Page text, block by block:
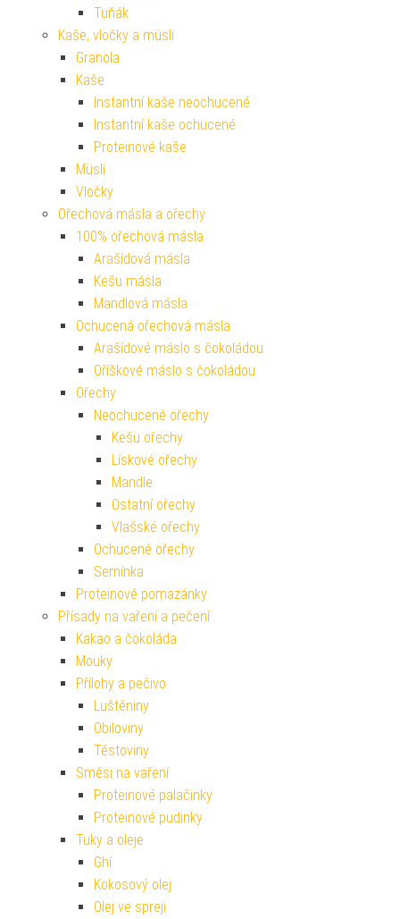
Tuňák
Kaše, vločky a müsli
Granola
Kaše
Instantní kaše neochucené
Instantní kaše ochucené
Proteinové kaše
Müsli
Vločky
Ořechová másla a ořechy
100% ořechová másla
Arašídová másla
Kešu másla
Mandlová másla
Ochucená ořechová másla
Arašídové máslo s čokoládou
Oříškové máslo s čokoládou
Ořechy
Neochucené ořechy
Kešu ořechy
Lískové ořechy
Mandle
Ostatní ořechy
Vlašské ořechy
Ochucené ořechy
Semínka
Proteinové pomazánky
Přísady na vaření a pečení
Kakao a čokoláda
Mouky
Přílohy a pečivo
Luštěniny
Obiloviny
Těstoviny
Směsi na vaření
Proteinové palačinky
Proteinové pudinky
Tuky a oleje
Ghí
Kokosový olej
Olej ve spreji